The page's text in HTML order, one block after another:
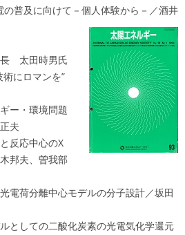
の普及に向けて－個人体験から－／酒井
太田時男氏
にロマンを”
ー・環境問題
夫
反応中心のX
邦夫、曽我部
電荷分離中心モデルの分子設計／坂田
としての二酸化炭素の光電気化学還元